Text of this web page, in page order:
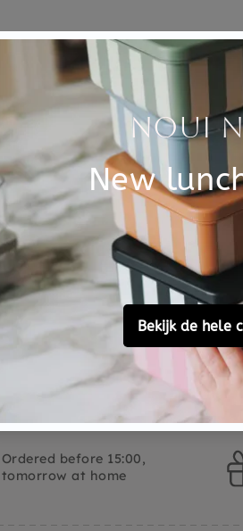
shortje en bijpassend
de We are gommu baby
hippe uitbreiding voor de
worden op een
Customer
Ask a
Ordered before 15:00,
tomorrow at home